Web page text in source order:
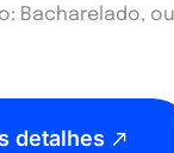
Bacharelado,
detalhes